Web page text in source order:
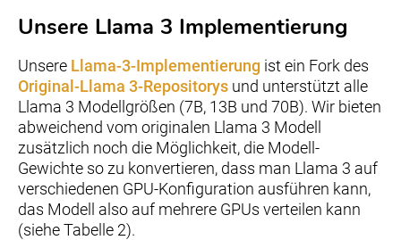
Unsere Llama 3 Implementierung
Unsere Llama-3-Implementierung ist ein Fork des
Original-Llama 3-Repositorys und unterstützt alle
Llama 3 Modellgrößen (7B, 13B und 70B). Wir bieten
abweichend vom originalen Llama 3 Modell
zusätzlich noch die Möglichkeit, die Modell-
Gewichte so zu konvertieren, dass man Llama 3 auf
verschiedenen GPU-Konfiguration ausführen kann,
das Modell also auf mehrere GPUs verteilen kann
(siehe Tabelle 2).